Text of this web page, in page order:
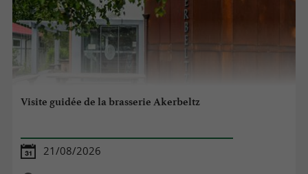
Visite guidée de la brasserie Akerbeltz
21/08/2026